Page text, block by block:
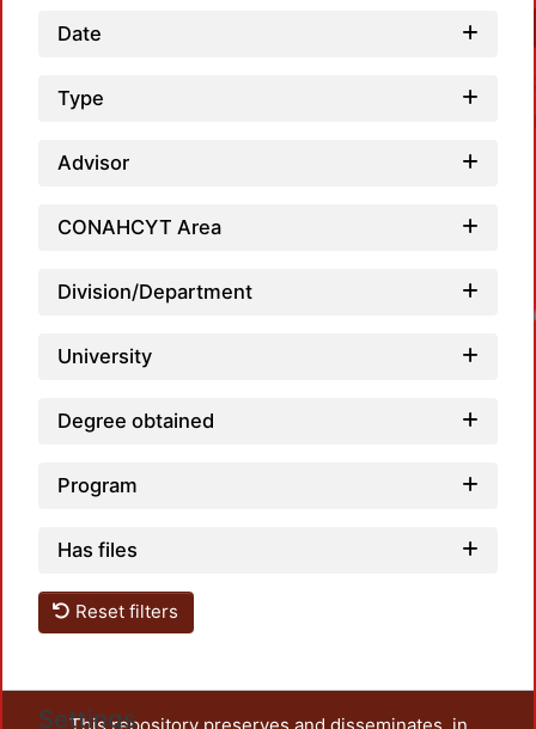
Date
Type
Advisor
CONAHCYT Area
Division/Department
University
Degree obtained
Program
Has files
Reset filters
Settings